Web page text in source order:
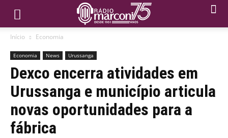
Início Economia
Economia News Urussanga
Dexco encerra atividades em
Urussanga e município articula
novas oportunidades para a
fábrica